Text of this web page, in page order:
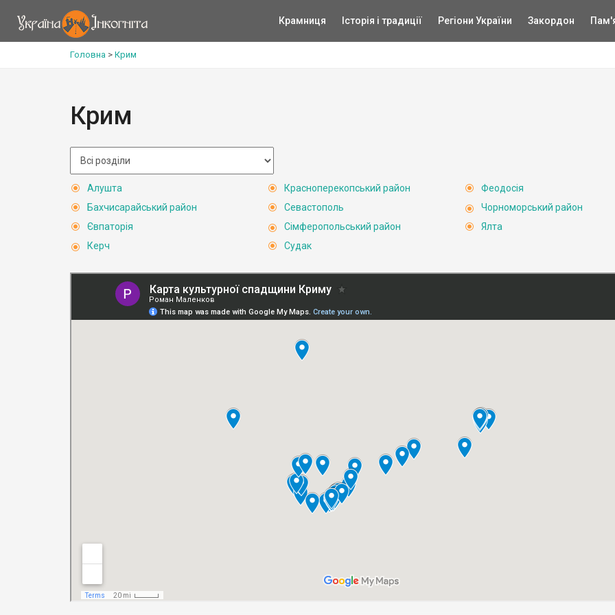
Крамниця Історія і традиції Регіони України Закордон
Головна > Крим
Крим
Алушта
Бахчисарайський район
Євпаторія
Керч
Красноперекопський район
Севастополь
Сімферопольський район
Судак
Феодосія
Чорноморський район
Ялта